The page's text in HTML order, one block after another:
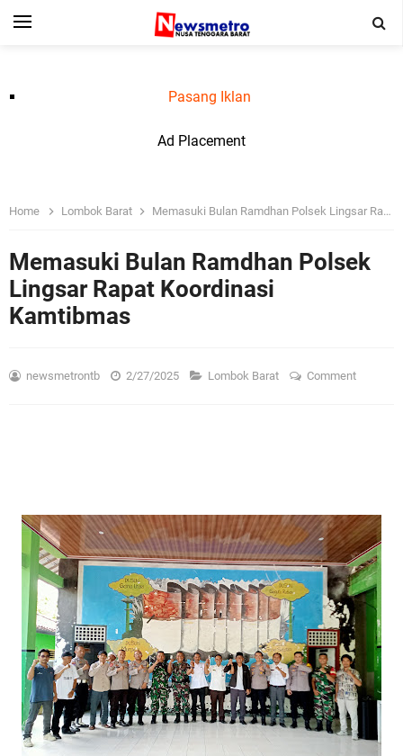
Pasang Iklan
Ad Placement
Home Lombok Barat Memasuki Bulan Ramdhan Polsek Lingsar Rapat Koordinasi Kamtibmas
Memasuki Bulan Ramdhan Polsek
Lingsar Rapat Koordinasi
Kamtibmas
newsmetrontb 2/27/2025 Lombok Barat Comment